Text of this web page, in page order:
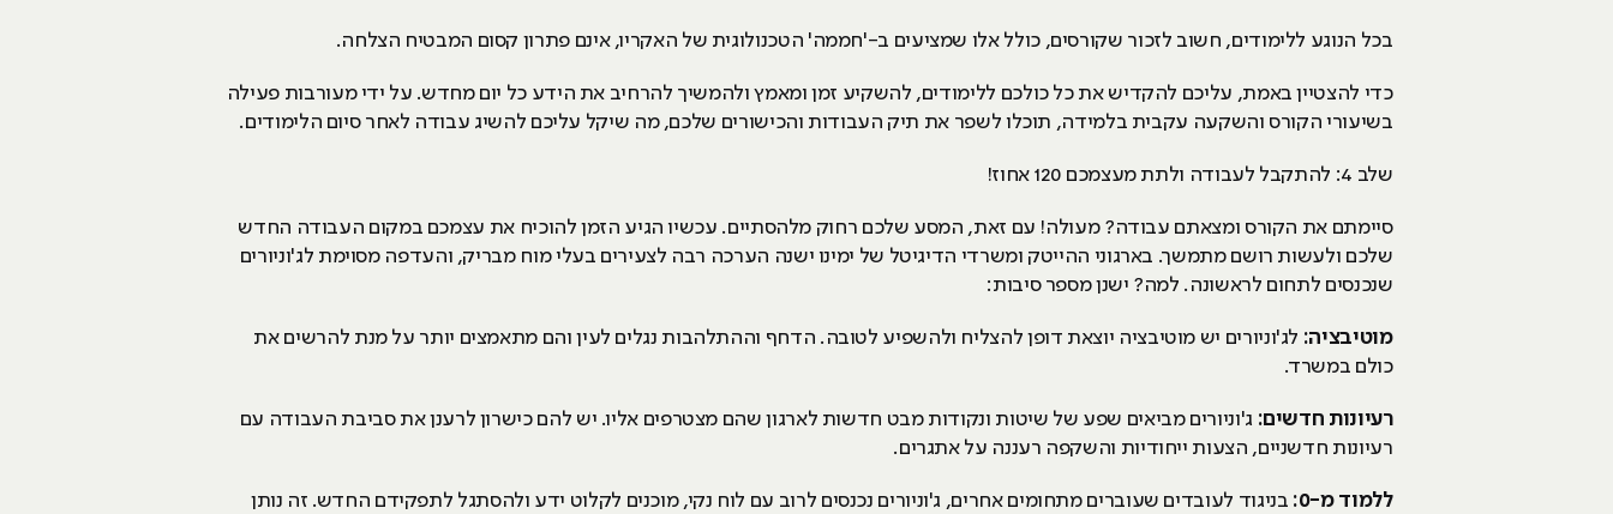
בכל הנוגע ללימודים, חשוב לזכור שקורסים, כולל אלו שמציעים ב-'חממה' הטכנולוגית של האקריו, אינם פתרון קסום המבטיח הצלחה.
כדי להצטיין באמת, עליכם להקדיש את כל כולכם ללימודים, להשקיע זמן ומאמץ ולהמשיך להרחיב את הידע כל יום מחדש. על ידי מעורבות פעילה
בשיעורי הקורס והשקעה עקבית בלמידה, תוכלו לשפר את תיק העבודות והכישורים שלכם, מה שיקל עליכם להשיג עבודה לאחר סיום הלימודים.
שלב 4: להתקבל לעבודה ולתת מעצמכם 120 אחוז!
סיימתם את הקורס ומצאתם עבודה? מעולה! עם זאת, המסע שלכם רחוק מלהסתיים. עכשיו הגיע הזמן להוכיח את עצמכם במקום העבודה החדש
שלכם ולעשות רושם מתמשך. בארגוני ההייטק ומשרדי הדיגיטל של ימינו ישנה הערכה רבה לצעירים בעלי מוח מבריק, והעדפה מסוימת לג'וניורים
שנכנסים לתחום לראשונה. למה? ישנן מספר סיבות:
מוטיבציה: לג'וניורים יש מוטיבציה יוצאת דופן להצליח ולהשפיע לטובה. הדחף וההתלהבות נגלים לעין והם מתאמצים יותר על מנת להרשים את
כולם במשרד.
רעיונות חדשים: ג'וניורים מביאים שפע של שיטות ונקודות מבט חדשות לארגון שהם מצטרפים אליו. יש להם כישרון לרענן את סביבת העבודה עם
רעיונות חדשניים, הצעות ייחודיות והשקפה רעננה על אתגרים.
ללמוד מ-0
: בניגוד לעובדים שעוברים מתחומים אחרים, ג'וניורים נכנסים לרוב עם לוח נקי, מוכנים לקלוט ידע ולהסתגל לתפקידם החדש. זה נותן